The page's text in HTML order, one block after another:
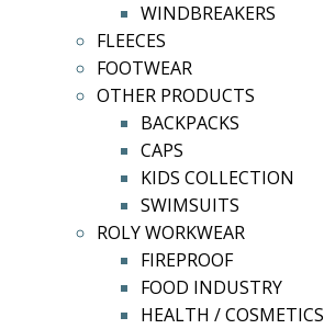
WINDBREAKERS
FLEECES
FOOTWEAR
OTHER PRODUCTS
BACKPACKS
CAPS
KIDS COLLECTION
SWIMSUITS
ROLY WORKWEAR
FIREPROOF
FOOD INDUSTRY
HEALTH / COSMETICS